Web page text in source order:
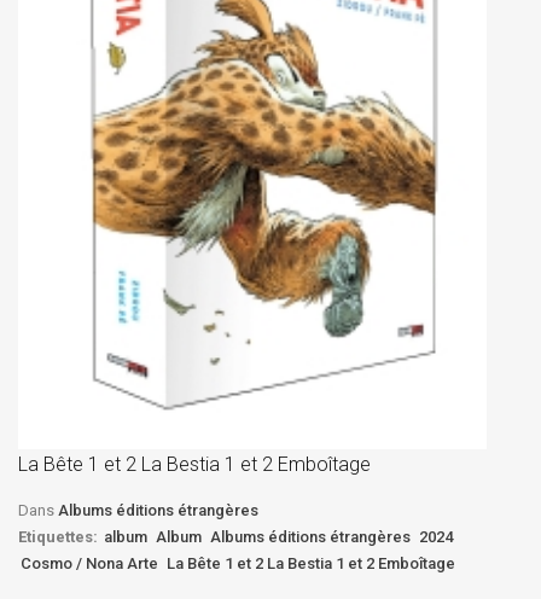
La Bête 1 et 2 La Bestia 1 et 2 Emboîtage
Dans Albums éditions étrangères
Etiquettes: album Album Albums éditions étrangères 2024
Cosmo / Nona Arte La Bête 1 et 2 La Bestia 1 et 2 Emboîtage